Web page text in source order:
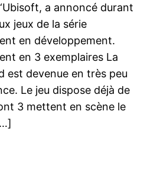
a annoncé durant
jeux de la série
en développement.
en 3 exemplaires La
est devenue en très peu
Le jeu dispose déjà de
3 mettent en scène le